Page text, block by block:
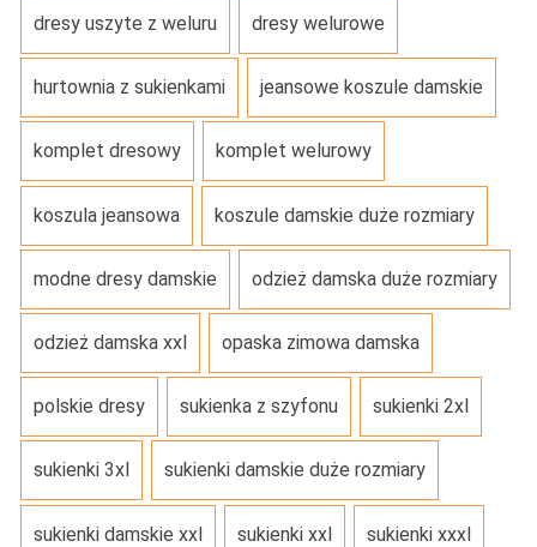
dresy uszyte z weluru dresy welurowe
hurtownia z sukienkami jeansowe koszule damskie
komplet dresowy komplet welurowy
koszula jeansowa koszule damskie duże rozmiary
modne dresy damskie odzież damska duże rozmiary
odzież damska xxl opaska zimowa damska
polskie dresy sukienka z szyfonu sukienki 2xl
sukienki 3xl sukienki damskie duże rozmiary
sukienki damskie xxl sukienki xxl sukienki xxxl